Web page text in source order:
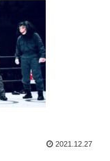
2021.12.27